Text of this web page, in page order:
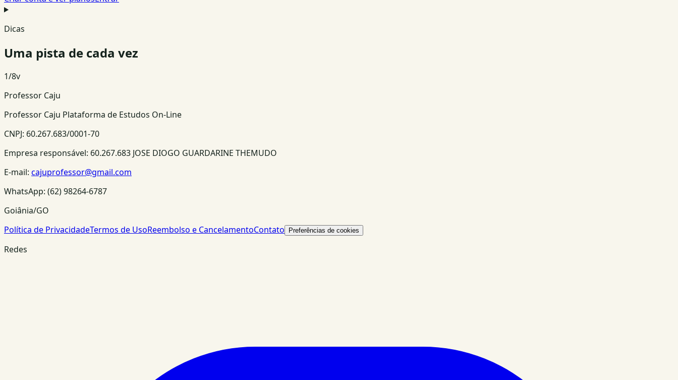
Dicas
Uma pista de cada vez
1/8v
Professor Caju
Professor Caju Plataforma de Estudos On-Line
CNPJ: 60.267.683/0001-70
Empresa responsável: 60.267.683 JOSE DIOGO GUARDARINE THEMUDO
E-mail: cajuprofessor@gmail.com
WhatsApp: (62) 98264-6787
Goiânia/GO
Política de PrivacidadeTermos de UsoReembolso e CancelamentoContato Preferências de cookies
Redes